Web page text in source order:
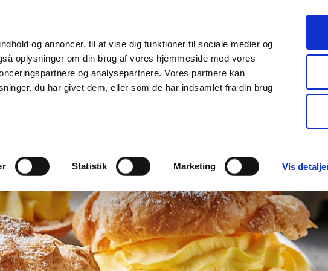
og annoncer, til at vise dig funktioner til sociale medier og
oplysninger om din brug af vores hjemmeside med vores
og analysepartnere. Vores partnere kan
du har givet dem, eller som de har indsamlet fra din brug
Statistik Marketing Vis